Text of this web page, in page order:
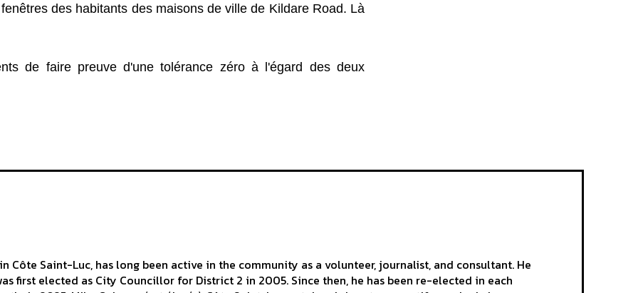
des habitants des maisons de ville de Kildare Road. Là
de faire preuve d'une tolérance zéro à l'égard des deux
Côte Saint-Luc, has long been active in the community as a volunteer, journalist, and consultant. He
first elected as City Councillor for District 2 in 2005. Since then, he has been re-elected in each